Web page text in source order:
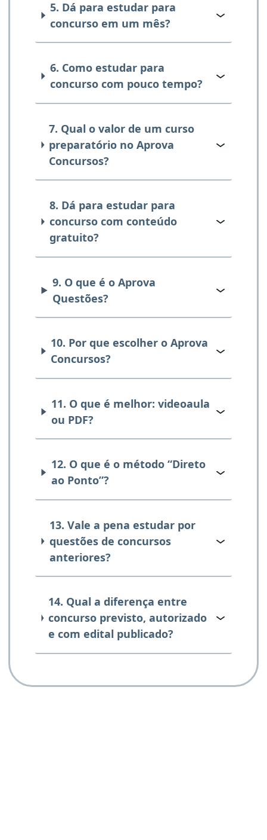
5. Dá para estudar para
concurso em um mês?
6. Como estudar para
concurso com pouco tempo?
7. Qual o valor de um curso
preparatório no Aprova
Concursos?
8. Dá para estudar para
concurso com conteúdo
gratuito?
9. O que é o Aprova
Questões?
10. Por que escolher o Aprova
Concursos?
11. O que é melhor: videoaula
ou PDF?
12. O que é o método “Direto
ao Ponto”?
13. Vale a pena estudar por
questões de concursos
anteriores?
14. Qual a diferença entre
concurso previsto, autorizado
e com edital publicado?